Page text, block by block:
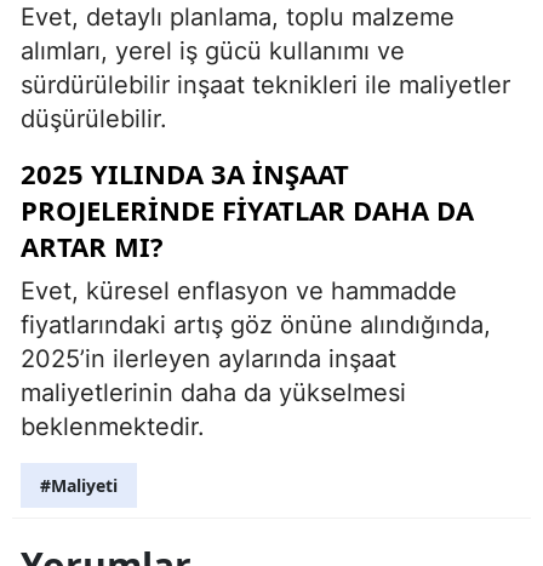
Evet, detaylı planlama, toplu malzeme
alımları, yerel iş gücü kullanımı ve
sürdürülebilir inşaat teknikleri ile maliyetler
düşürülebilir.
2025 YILINDA 3A INŞAAT
PROJELERINDE FIYATLAR DAHA DA
ARTAR MI?
Evet, küresel enflasyon ve hammadde
fiyatlarındaki artış göz önüne alındığında,
2025’in ilerleyen aylarında inşaat
maliyetlerinin daha da yükselmesi
beklenmektedir.
#Maliyeti